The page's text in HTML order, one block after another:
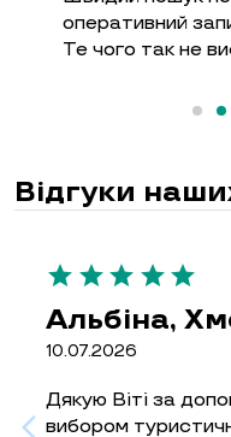
оперативний
Те чого так не
Відгуки
star star star star star
Альбіна,
10.07.2026
Дякую Віті за
вибором